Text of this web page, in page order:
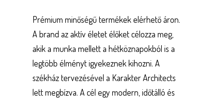
Prémium minőségű termékek elérhető áron.
A brand az aktív életet élőket célozza meg,
akik a munka mellett a hétköznapokból is a
legtöbb élményt igyekeznek kihozni. A
székház tervezésével a Karakter Architects
lett megbízva. A cél egy modern, időtálló és